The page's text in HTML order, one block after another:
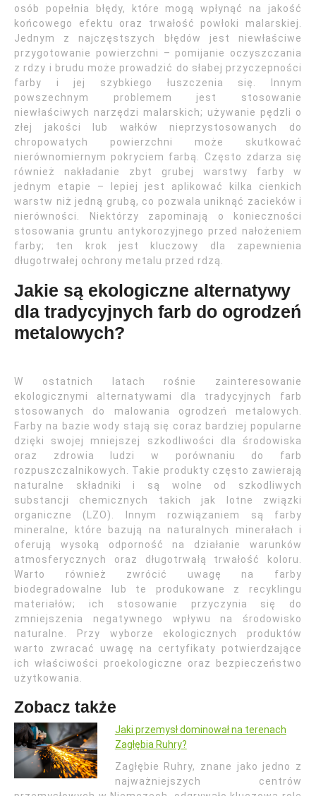
osób popełnia błędy, które mogą wpłynąć na jakość
końcowego efektu oraz trwałość powłoki malarskiej.
Jednym z najczęstszych błędów jest niewłaściwe
przygotowanie powierzchni – pomijanie oczyszczania
z rdzy i brudu może prowadzić do słabej przyczepności
farby i jej szybkiego łuszczenia się. Innym
powszechnym problemem jest stosowanie
niewłaściwych narzędzi malarskich; używanie pędzli o
złej jakości lub wałków nieprzystosowanych do
chropowatych powierzchni może skutkować
nierównomiernym pokryciem farbą. Często zdarza się
również nakładanie zbyt grubej warstwy farby w
jednym etapie – lepiej jest aplikować kilka cienkich
warstw niż jedną grubą, co pozwala uniknąć zacieków i
nierówności. Niektórzy zapominają o konieczności
stosowania gruntu antykorozyjnego przed nałożeniem
farby; ten krok jest kluczowy dla zapewnienia
długotrwałej ochrony metalu przed rdzą.
Jakie są ekologiczne alternatywy
dla tradycyjnych farb do ogrodzeń
metalowych?
W ostatnich latach rośnie zainteresowanie
ekologicznymi alternatywami dla tradycyjnych farb
stosowanych do malowania ogrodzeń metalowych.
Farby na bazie wody stają się coraz bardziej popularne
dzięki swojej mniejszej szkodliwości dla środowiska
oraz zdrowia ludzi w porównaniu do farb
rozpuszczalnikowych. Takie produkty często zawierają
naturalne składniki i są wolne od szkodliwych
substancji chemicznych takich jak lotne związki
organiczne (LZO). Innym rozwiązaniem są farby
mineralne, które bazują na naturalnych minerałach i
oferują wysoką odporność na działanie warunków
atmosferycznych oraz długotrwałą trwałość koloru.
Warto również zwrócić uwagę na farby
biodegradowalne lub te produkowane z recyklingu
materiałów; ich stosowanie przyczynia się do
zmniejszenia negatywnego wpływu na środowisko
naturalne. Przy wyborze ekologicznych produktów
warto zwracać uwagę na certyfikaty potwierdzające
ich właściwości proekologiczne oraz bezpieczeństwo
użytkowania.
Zobacz także
Jaki przemysł dominował na terenach
Zagłębia Ruhry?
Zagłębie Ruhry, znane jako jedno z
najważniejszych centrów